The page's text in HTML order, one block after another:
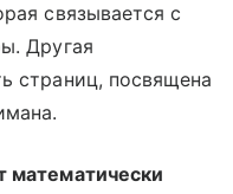
связывается с
Другая
страниц, посвящена
математически